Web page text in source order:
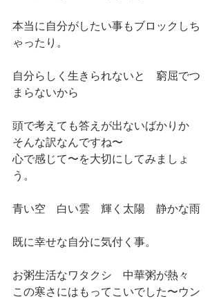
本当に自分がしたい事もブロックしち
ゃったり。
自分らしく生きられないと　窮屈でつ
まらないから
頭で考えても答えが出ないばかりか
そんな訳なんですね〜
心で感じて〜を大切にしてみましょ
う。
青い空　白い雲　輝く太陽　静かな雨
既に幸せな自分に気付く事。
お粥生活なワタクシ　中華粥が熱々
この寒さにはもってこいでした〜ウン